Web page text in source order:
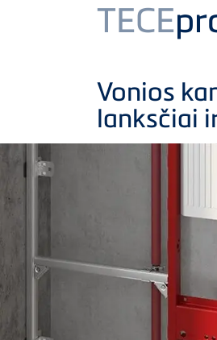
TECE
Vonios
lanksčiai